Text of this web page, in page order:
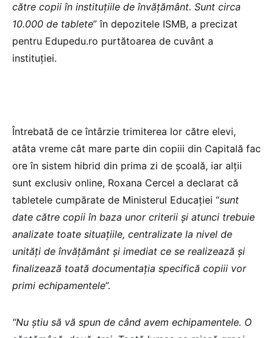
către copii în instituțiile de învățământ. Sunt circa
10.000 de tablete” în depozitele ISMB, a precizat
pentru Edupedu.ro purtătoarea de cuvânt a
instituției.
Întrebată de ce întârzie trimiterea lor către elevi,
atâta vreme cât mare parte din copiii din Capitală fac
ore în sistem hibrid din prima zi de școală, iar alții
sunt exclusiv online, Roxana Cercel a declarat că
tabletele cumpărate de Ministerul Educației “sunt
date către copii în baza unor criterii și atunci trebuie
analizate toate situațiile, centralizate la nivel de
unități de învățământ și imediat ce se realizează și
finalizează toată documentația specifică copiii vor
primi echipamentele”.
“Nu știu să vă spun de când avem echipamentele. O